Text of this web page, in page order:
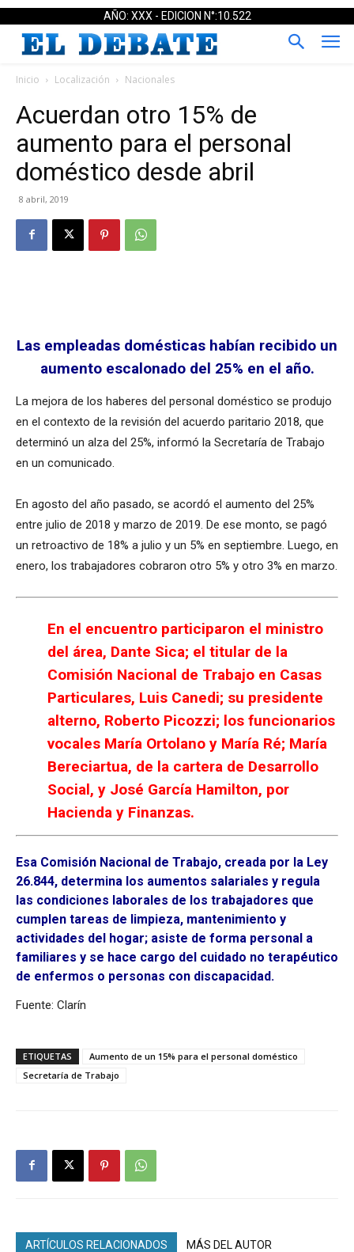
AÑO: XXX - EDICION N°:10.522
Inicio Localización Nacionales
Acuerdan otro 15% de
aumento para el personal
doméstico desde abril
8 abril, 2019
Las empleadas domésticas habían recibido un
aumento escalonado del 25% en el año.
La mejora de los haberes del personal doméstico se produjo
en el contexto de la revisión del acuerdo paritario 2018, que
determinó un alza del 25%, informó la Secretaría de Trabajo
en un comunicado.
En agosto del año pasado, se acordó el aumento del 25%
entre julio de 2018 y marzo de 2019. De ese monto, se pagó
un retroactivo de 18% a julio y un 5% en septiembre. Luego, en
enero, los trabajadores cobraron otro 5% y otro 3% en marzo.
En el encuentro participaron el ministro
del área, Dante Sica; el titular de la
Comisión Nacional de Trabajo en Casas
Particulares, Luis Canedi; su presidente
alterno, Roberto Picozzi; los funcionarios
vocales María Ortolano y María Ré; María
Bereciartua, de la cartera de Desarrollo
Social, y José García Hamilton, por
Hacienda y Finanzas.
Esa Comisión Nacional de Trabajo, creada por la Ley
26.844, determina los aumentos salariales y regula
las condiciones laborales de los trabajadores que
cumplen tareas de limpieza, mantenimiento y
actividades del hogar; asiste de forma personal a
familiares y se hace cargo del cuidado no terapéutico
de enfermos o personas con discapacidad.
Fuente: Clarín
ETIQUETAS
Aumento de un 15% para el personal doméstico
Secretaría de Trabajo
ARTÍCULOS RELACIONADOS MÁS DEL AUTOR